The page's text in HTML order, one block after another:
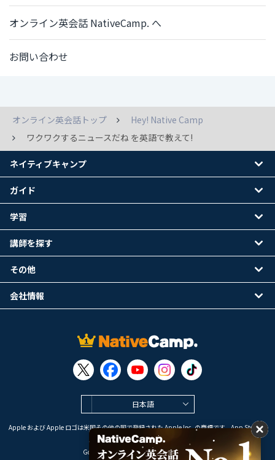
オンライン英会話 NativeCamp. へ
お問い合わせ
オンライン英会話トップ
Hey! Native Camp
ワクワクするニュースだね を英語で教えて!
日本語
Apple および Apple ロゴは米国その他の国で登録された Apple Inc. の商標です。App Store は
Apple Inc. のサービスマークです。
Google Play は Google LLC の商標です。
ネイティブキャンプ
ガイド
学習
講師を探す
その他
会社情報